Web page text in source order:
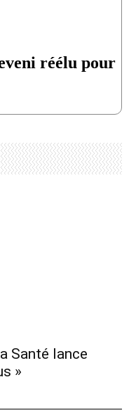
réélu pour
Santé lance
»